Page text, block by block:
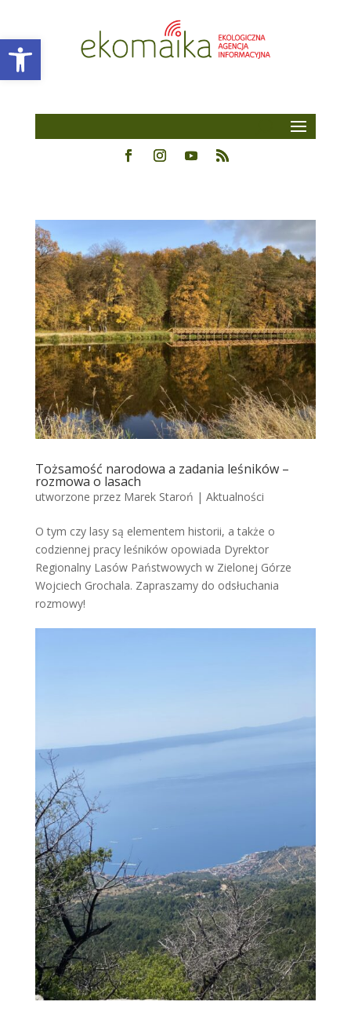
Open toolbar
Tożsamość narodowa a zadania leśników –
rozmowa o lasach
utworzone przez Marek Staroń | Aktualności
O tym czy lasy są elementem historii, a także o
codziennej pracy leśników opowiada Dyrektor
Regionalny Lasów Państwowych w Zielonej Górze
Wojciech Grochala. Zapraszamy do odsłuchania
rozmowy!